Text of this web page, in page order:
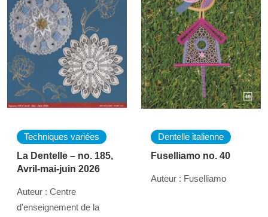
Techniques variées
La Dentelle – no. 185,
Avril-mai-juin 2026
Auteur : Centre
d'enseignement de la
Dentelle italienne
Fuselliamo no. 40
Auteur : Fuselliamo